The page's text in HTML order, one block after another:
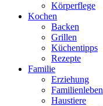
Körperflege
Kochen
Backen
Grillen
Küchentipps
Rezepte
Familie
Erziehung
Familienleben
Haustiere